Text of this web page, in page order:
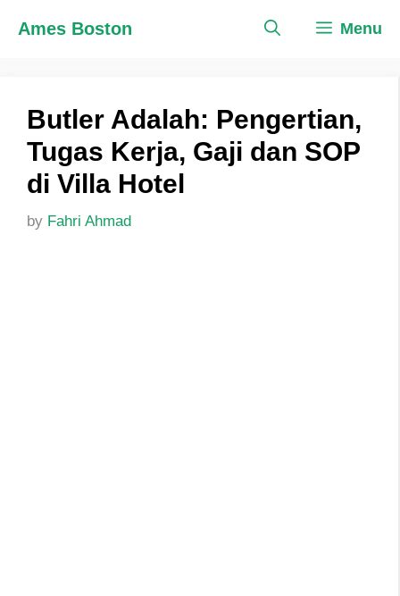
Ames Boston Menu
Butler Adalah: Pengertian,
Tugas Kerja, Gaji dan SOP
di Villa Hotel
by Fahri Ahmad